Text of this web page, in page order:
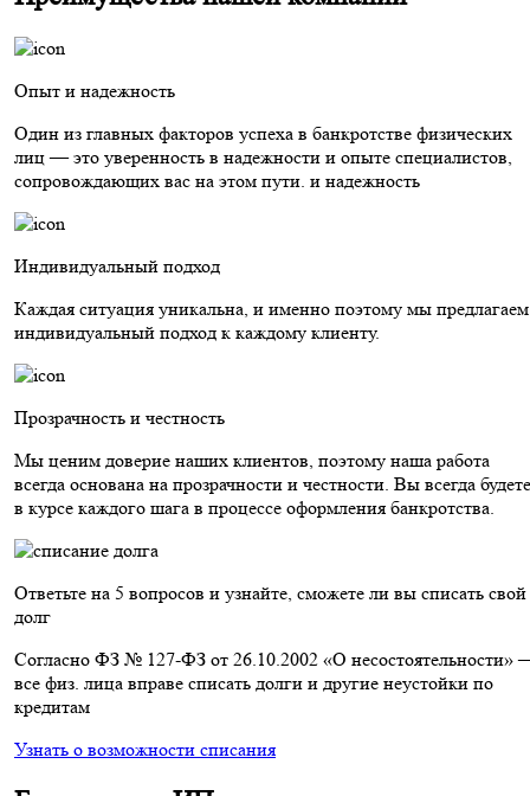
Опыт и надежность
Один из главных факторов успеха в банкротстве физических
лиц — это уверенность в надежности и опыте специалистов,
сопровождающих вас на этом пути. и надежность
Индивидуальный подход
Каждая ситуация уникальна, и именно поэтому мы предлагаем
индивидуальный подход к каждому клиенту.
Прозрачность и честность
Мы ценим доверие наших клиентов, поэтому наша работа
всегда основана на прозрачности и честности. Вы всегда будете
в курсе каждого шага в процессе оформления банкротства.
Ответьте на 5 вопросов и узнайте, сможете ли вы списать свой
долг
Согласно ФЗ № 127-ФЗ от 26.10.2002 «О несостоятельности»
все физ. лица вправе списать долги и другие неустойки по
кредитам
Узнать о возможности списания